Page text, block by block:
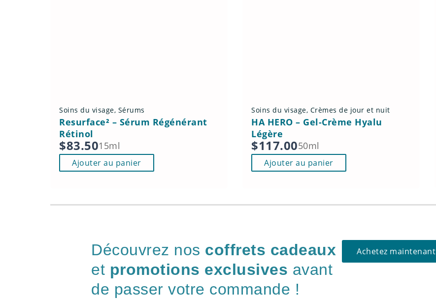
Soins du visage, Sérums
Resurface² – Sérum Régénérant
Rétinol
$83.5015ml
Ajouter au panier
Soins du visage, Crèmes de jour et nuit
HA HERO – Gel-Crème Hyalu
Légère
$117.0050ml
Ajouter au panier
Découvrez nos coffrets cadeaux
et promotions exclusives avant
de passer votre commande !
Achetez maintenant